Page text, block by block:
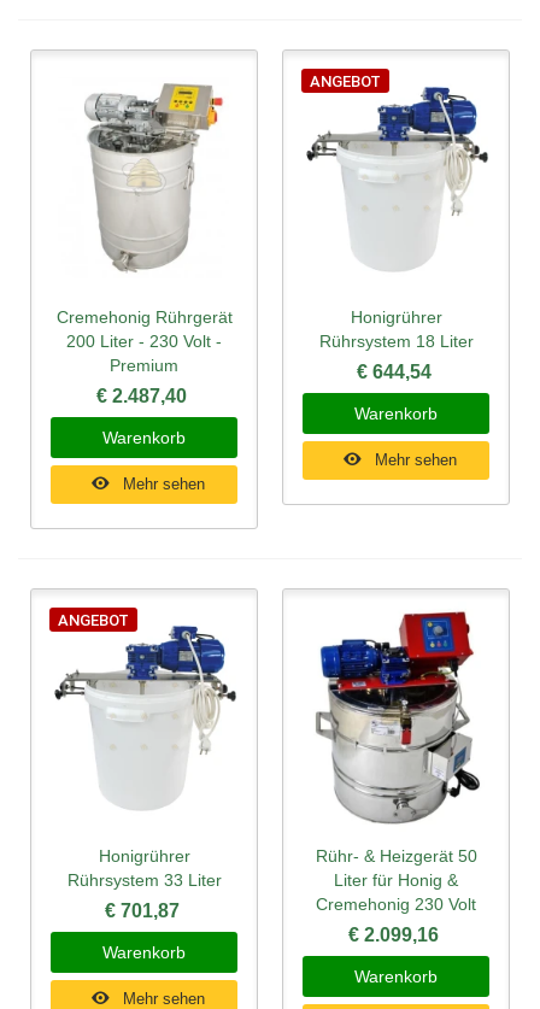
Cremehonig Rührgerät
200 Liter - 230 Volt -
Premium
€ 2.487,40
Warenkorb
Mehr sehen
ANGEBOT
Honigrührer
Rührsystem 18 Liter
€ 644,54
Warenkorb
Mehr sehen
ANGEBOT
Honigrührer
Rührsystem 33 Liter
€ 701,87
Warenkorb
Mehr sehen
Rühr- & Heizgerät 50
Liter für Honig &
Cremehonig 230 Volt
€ 2.099,16
Warenkorb